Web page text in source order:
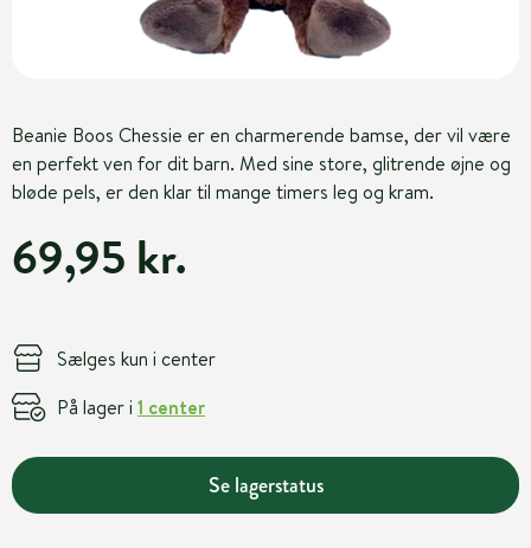
Beanie Boos Chessie er en charmerende bamse, der vil være
en perfekt ven for dit barn. Med sine store, glitrende øjne og
bløde pels, er den klar til mange timers leg og kram.
69,95 kr.
Sælges kun i center
På lager i 1 center
Se lagerstatus